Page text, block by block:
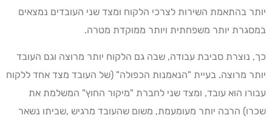
יותר בהתאמת השירות לצרכי הלקוח ומצד שני העובדים נמצאים
במסגרת יותר משפחתית ויותר ממוקדת מטרה.
כך, נוצרת סביבת עבודה, שבה גם הלקוח יותר מרוצה וגם העובד
יותר מרוצה. בעיית "הנאמנות הכפולה" (של העובד מצד אחד ללקוח
עבורו הוא עובד, ומצד שני לחברת "מיקור החוץ" המשלמת את
שכרו) הרבה יותר מעומעמת, משום שהעובד מרגיש ,שביתו נשאר